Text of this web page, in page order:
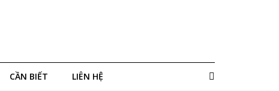
CẦN BIẾT LIÊN HỆ